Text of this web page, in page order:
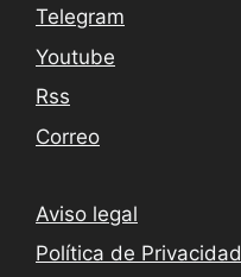
Telegram
Youtube
Rss
Correo
Aviso legal
Política de Privacidad